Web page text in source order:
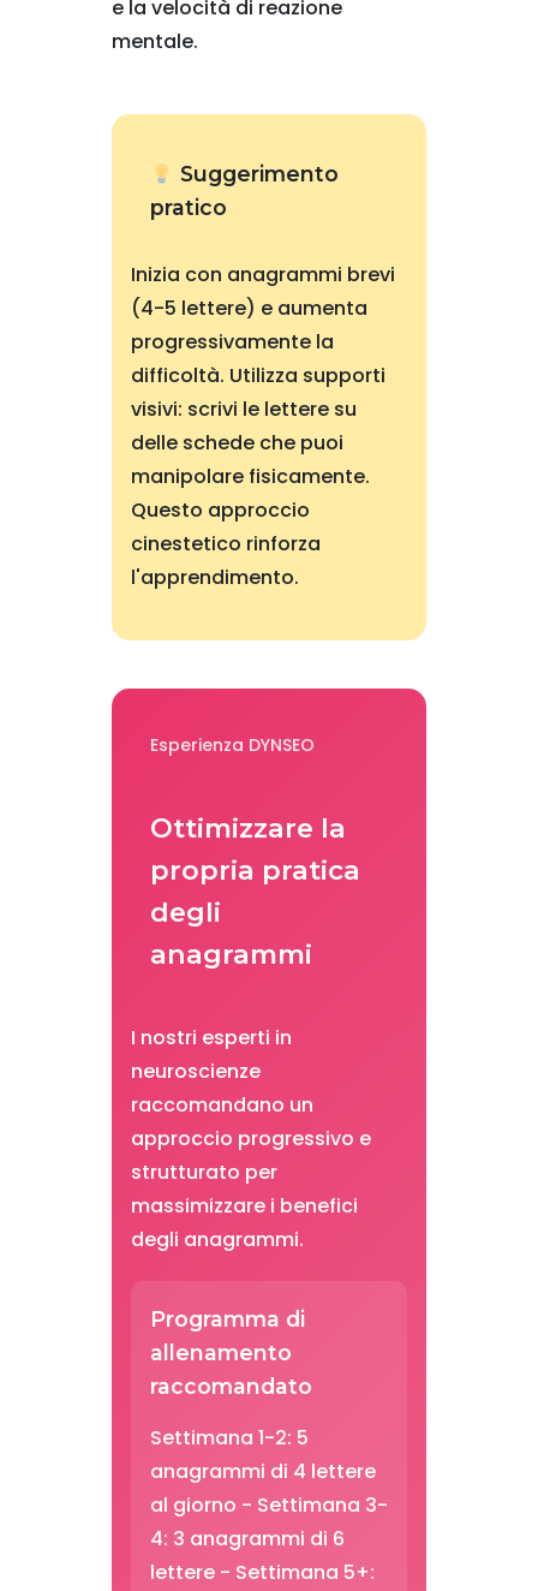
e la velocità di reazione
mentale.
Suggerimento
pratico
Inizia con anagrammi brevi
(4-5 lettere) e aumenta
progressivamente la
difficoltà. Utilizza supporti
visivi: scrivi le lettere su
delle schede che puoi
manipolare fisicamente.
Questo approccio
cinestetico rinforza
l'apprendimento.
Esperienza DYNSEO
Ottimizzare la
propria pratica
degli
anagrammi
I nostri esperti in
neuroscienze
raccomandano un
approccio progressivo e
strutturato per
massimizzare i benefici
degli anagrammi.
Programma di
allenamento
raccomandato
Settimana 1-2: 5
anagrammi di 4 lettere
al giorno - Settimana 3-
4: 3 anagrammi di 6
lettere - Settimana 5+: